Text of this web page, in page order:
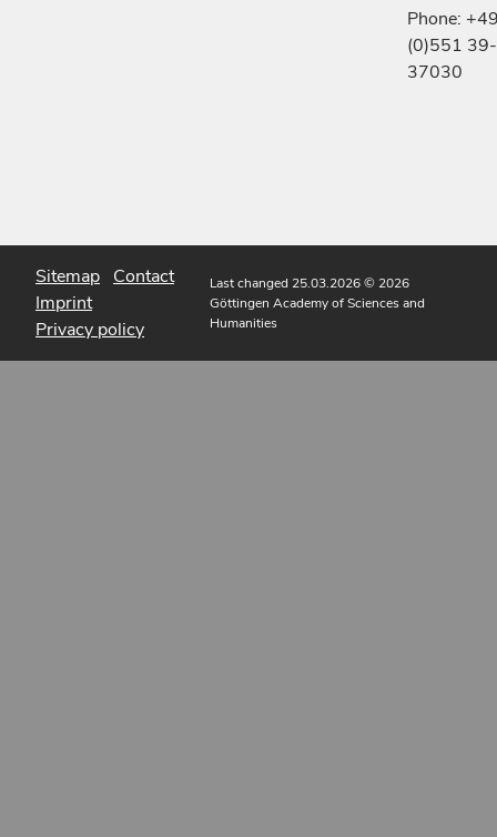
Phone:
(0)551 39-
37030
Sitemap Contact
Imprint
Privacy policy
Last changed 25.03.2026© 2026
Göttingen Academy of Sciences and
Humanities